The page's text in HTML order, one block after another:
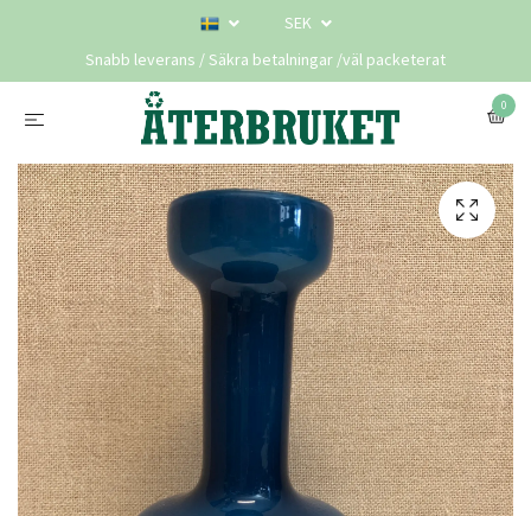
SEK
Snabb leverans / Säkra betalningar /väl packeterat
0